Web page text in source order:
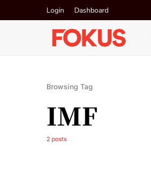
Login Dashboard
Browsing Tag
IMF
2 posts